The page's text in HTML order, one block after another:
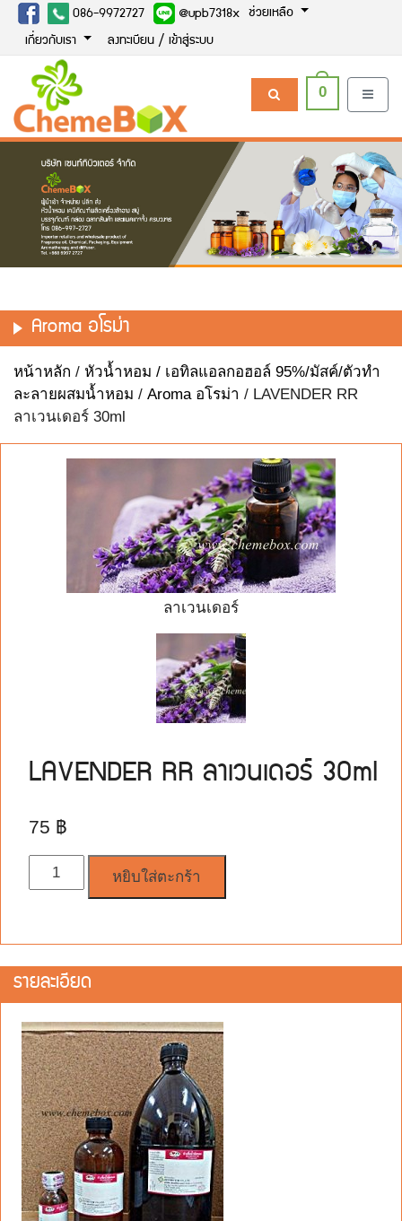
086-9972727 @upb7318x ช่วยเหลือ
เกี่ยวกับเรา ลงทะเบียน / เข้าสู่ระบบ
0
Aroma อโรม่า
หน้าหลัก / หัวน้ำหอม / เอทิลแอลกอฮอล์ 95%/มัสค์/ตัวทำ
ละลายผสมน้ำหอม / Aroma อโรม่า / LAVENDER RR
ลาเวนเดอร์ 30ml
ลาเวนเดอร์
LAVENDER RR ลาเวนเดอร์ 30ml
75 ฿
จำนวน
หยิบใส่ตะกร้า
รายละเอียด